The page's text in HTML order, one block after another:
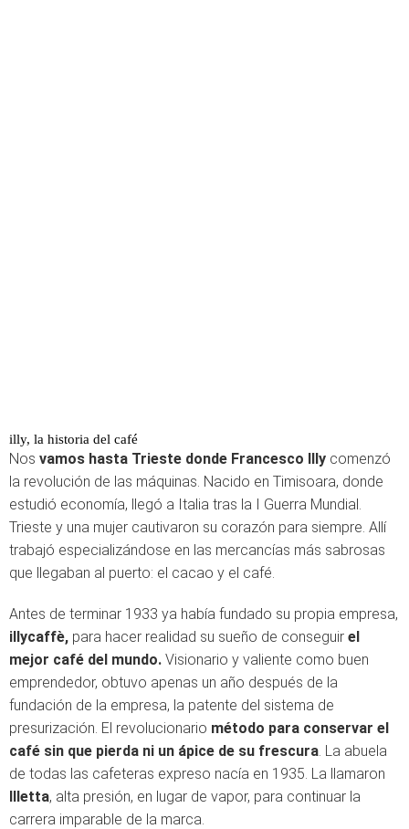
illy, la historia del café
Nos vamos hasta Trieste donde Francesco Illy comenzó
la revolución de las máquinas. Nacido en Timisoara, donde
estudió economía, llegó a Italia tras la I Guerra Mundial.
Trieste y una mujer cautivaron su corazón para siempre. Allí
trabajó especializándose en las mercancías más sabrosas
que llegaban al puerto: el cacao y el café.
Antes de terminar 1933 ya había fundado su propia empresa,
illycaffè, para hacer realidad su sueño de conseguir el
mejor café del mundo. Visionario y valiente como buen
emprendedor, obtuvo apenas un año después de la
fundación de la empresa, la patente del sistema de
presurización. El revolucionario método para conservar el
café sin que pierda ni un ápice de su frescura. La abuela
de todas las cafeteras expreso nacía en 1935. La llamaron
Illetta, alta presión, en lugar de vapor, para continuar la
carrera imparable de la marca.